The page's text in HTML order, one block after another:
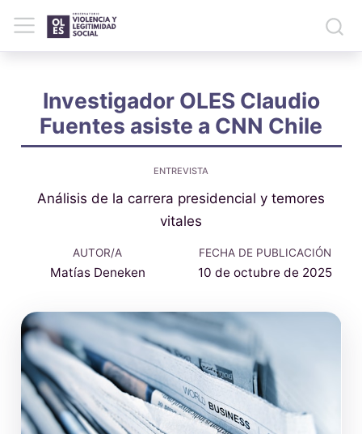
Investigador OLES Claudio
Fuentes asiste a CNN Chile
ENTREVISTA
Análisis de la carrera presidencial y temores
vitales
AUTOR/A
Matías Deneken
FECHA DE PUBLICACIÓN
10 de octubre de 2025